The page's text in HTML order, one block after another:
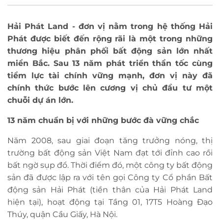
Hải Phát Land - đơn vị nằm trong hệ thống Hải
Phát được biết đến rộng rãi là một trong những
thương hiệu phân phối bất động sản lớn nhất
miền Bắc. Sau 13 năm phát triển thần tốc cùng
tiềm lực tài chính vững mạnh, đơn vị này đã
chính thức bước lên cương vị chủ đầu tư một
chuỗi dự án lớn.
13 năm chuẩn bị với những bước đà vững chắc
Năm 2008, sau giai đoạn tăng trưởng nóng, thị
trường bất động sản Việt Nam đạt tới đỉnh cao rồi
bất ngờ sụp đổ. Thời điểm đó, một công ty bất động
sản đã được lập ra với tên gọi Công ty Cổ phần Bất
động sản Hải Phát (tiền thân của Hải Phát Land
hiện tại), hoạt động tại Tầng 01, 17T5 Hoàng Đạo
Thúy, quận Cầu Giấy, Hà Nội.